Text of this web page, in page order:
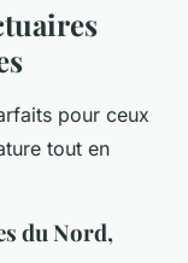
pour ceux
tout en
du Nord,